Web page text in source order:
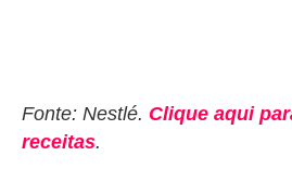
Fonte: Nestlé. Clique aqui
receitas.